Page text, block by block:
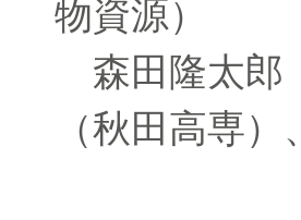
物資源）
森田隆太郎
（秋田高専